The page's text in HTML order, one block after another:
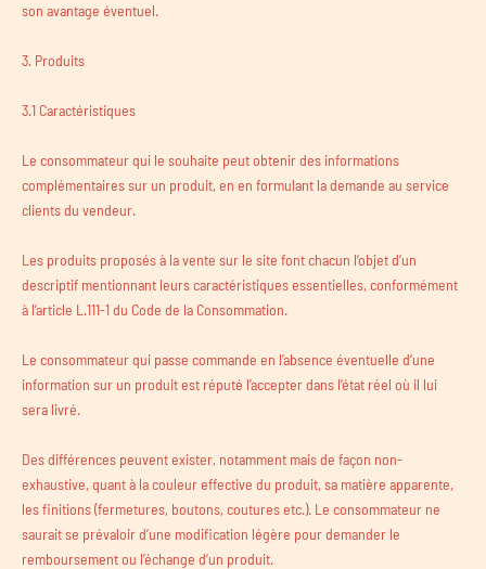
son avantage éventuel.
3. Produits
3.1 Caractéristiques
Le consommateur qui le souhaite peut obtenir des informations
complémentaires sur un produit, en en formulant la demande au service
clients du vendeur.
Les produits proposés à la vente sur le site font chacun l’objet d’un
descriptif mentionnant leurs caractéristiques essentielles, conformément
à l’article L.111-1 du Code de la Consommation.
Le consommateur qui passe commande en l’absence éventuelle d’une
information sur un produit est réputé l’accepter dans l’état réel où il lui
sera livré.
Des différences peuvent exister, notamment mais de façon non-
exhaustive, quant à la couleur effective du produit, sa matière apparente,
les finitions (fermetures, boutons, coutures etc.). Le consommateur ne
saurait se prévaloir d’une modification légère pour demander le
remboursement ou l’échange d’un produit.